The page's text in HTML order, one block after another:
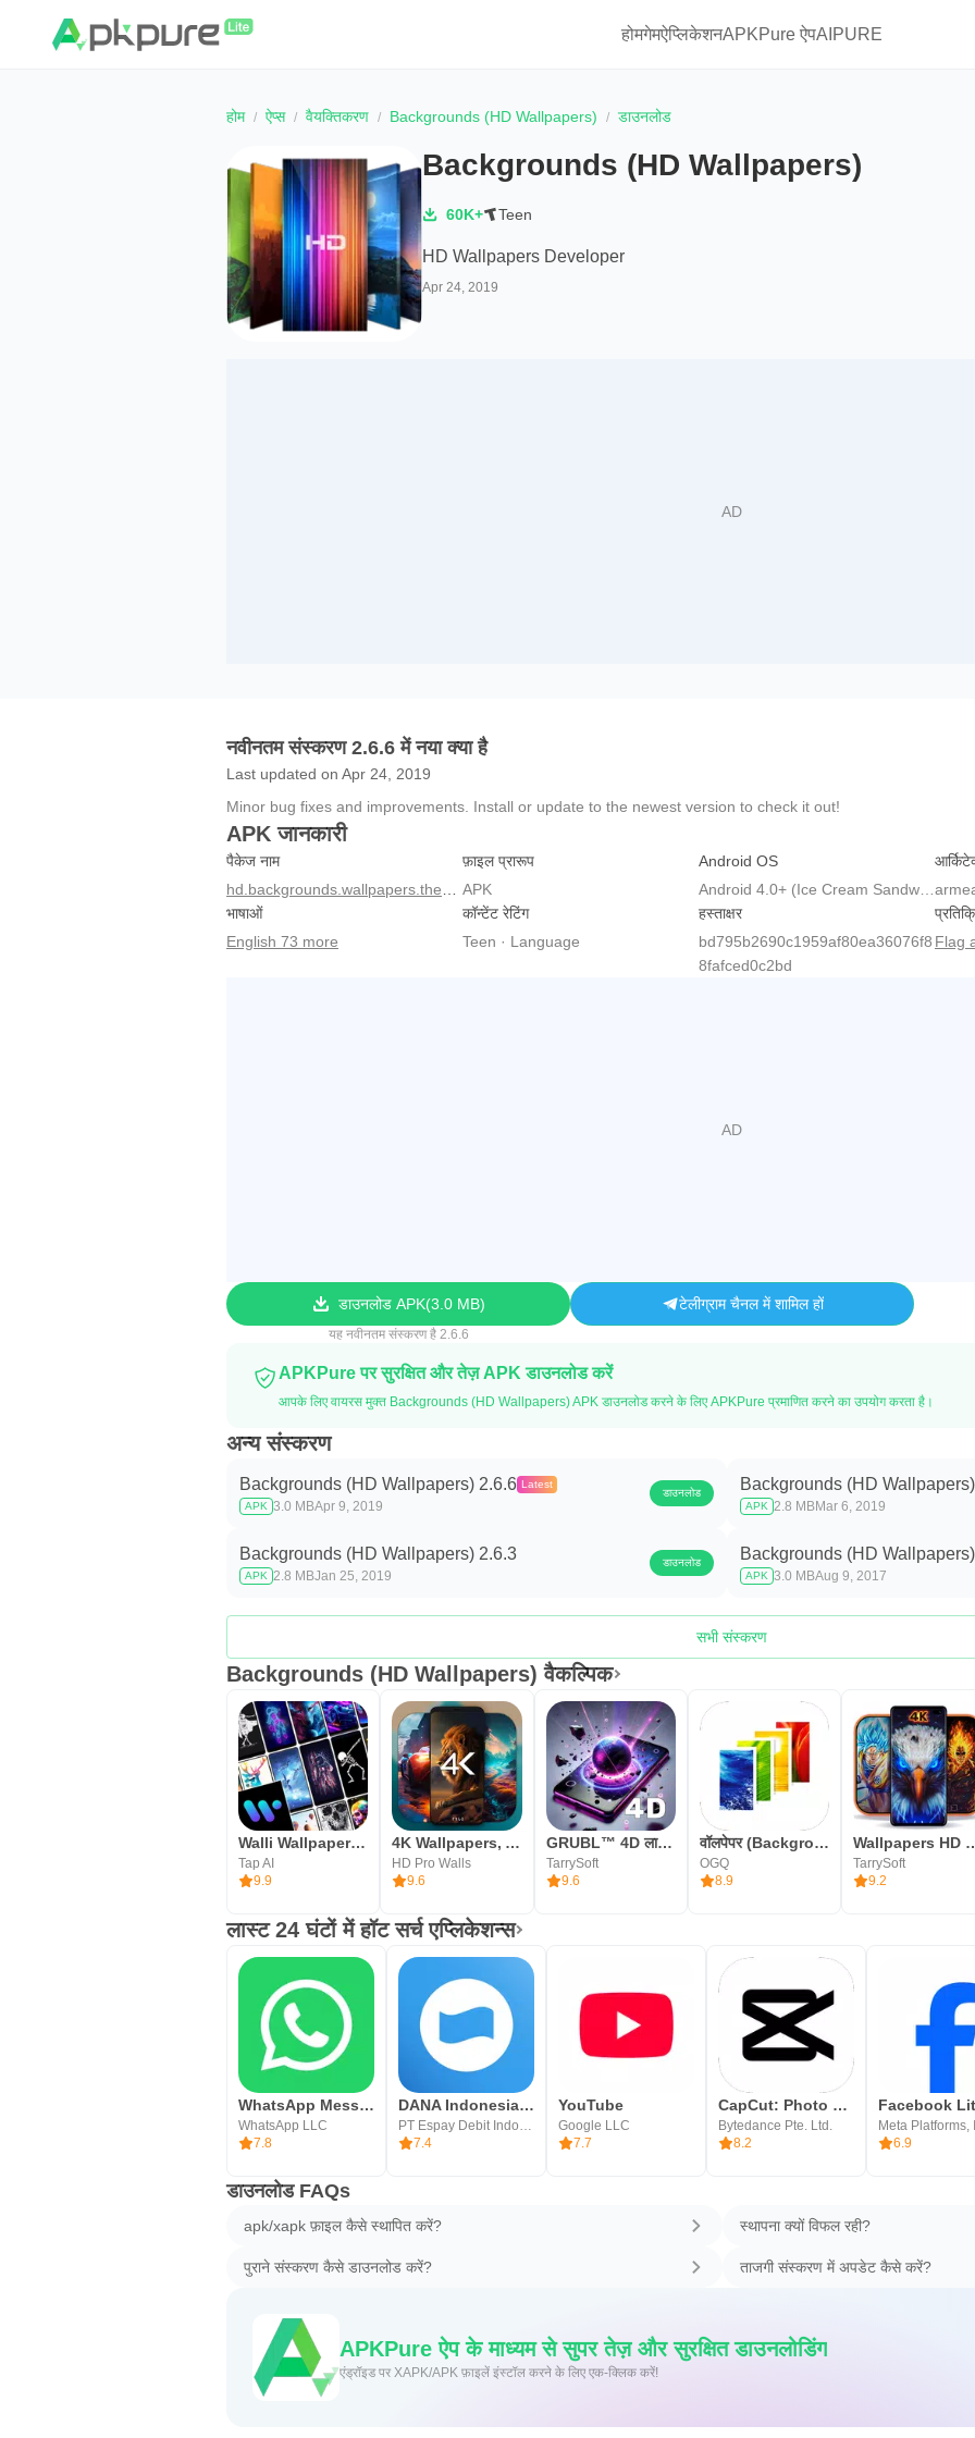
होमगेमऐप्लिकेशनAPKPure ऐपAIPURE
होम ऐप्स वैयक्तिकरण Backgrounds (HD Wallpapers) डाउनलोड
Backgrounds (HD Wallpapers)
60K+ Teen
HD Wallpapers Developer
Apr 24, 2019
नवीनतम संस्करण 2.6.6 में नया क्या है
Last updated on Apr 24, 2019
Minor bug fixes and improvements. Install or update to the newest version to check it out!
APK जानकारी
पैकेज नाम
फ़ाइल प्रारूप
APK
Android OS
भाषाओं
English 73 more
कॉन्टेंट रेटिंग
Teen · Language
हस्ताक्षर
bd795b2690c1959af80ea36076f8
8fafced0c2bd
Flag
यह नवीनतम संस्करण है 2.6.6
डाउनलोड APK 3.0 MB टेलीग्राम चैनल में शामिल हों
APKPure पर सुरक्षित और तेज़ APK डाउनलोड करें
आपके लिए वायरस मुक्त Backgrounds (HD Wallpapers) APK डाउनलोड करने के लिए APKPure प्रमाणित करने का उपयोग करता है।
अन्य संस्करण
Backgrounds (HD Wallpapers) 2.6.6 Latest
APK 3.0 MBApr 9, 2019
डाउनलोड Backgrounds (HD
APK 2.8 MBMar 6, 2019
Backgrounds (HD Wallpapers) 2.6.3
APK 2.8 MBJan 25, 2019
डाउनलोड Backgrounds (HD
APK 3.0 MBAug 9, 2017
सभी संस्करण
Backgrounds (HD Wallpapers) वैकल्पिक
Walli Wallpapers 4K: वॉलपेपर
Tap AI
9.9
4K Wallpapers, Auto Changer
HD Pro Walls
9.6
GRUBL™ 4D लाइव वॉलपेपर एआई
TarrySoft
9.6
वॉलपेपर (Backgrounds HD)
OGQ
8.9
Wallpapers HD
TarrySoft
9.2
लास्ट 24 घंटों में हॉट सर्च एप्लिकेशन्स
WhatsApp Messenger
WhatsApp LLC
7.8
DANA Indonesia Digital Wallet
PT Espay Debit Indonesia Koe
7.4
YouTube
Google LLC
7.7
CapCut: Photo & Video Editor
Bytedance Pte. Ltd.
8.2
Facebook
Meta Platforms,
6.9
डाउनलोड FAQs
apk/xapk फ़ाइल कैसे स्थापित करें? स्थापना क्यों विफल रही?
पुराने संस्करण कैसे डाउनलोड करें? ताजगी संस्करण में अपडेट कैसे करें?
APKPure ऐप के माध्यम से सुपर तेज़ और सुरक्षित डाउनलोडिंग
एंड्रॉइड पर XAPK/APK फ़ाइलें इंस्टॉल करने के लिए एक-क्लिक करें!